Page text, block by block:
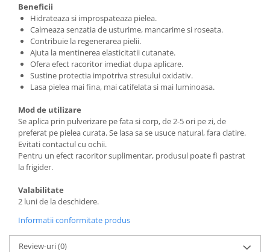
Beneficii
Hidrateaza si improspateaza pielea.
Calmeaza senzatia de usturime, mancarime si roseata.
Contribuie la regenerarea pielii.
Ajuta la mentinerea elasticitatii cutanate.
Ofera efect racoritor imediat dupa aplicare.
Sustine protectia impotriva stresului oxidativ.
Lasa pielea mai fina, mai catifelata si mai luminoasa.
Mod de utilizare
Se aplica prin pulverizare pe fata si corp, de 2-5 ori pe zi, de
preferat pe pielea curata. Se lasa sa se usuce natural, fara clatire.
Evitati contactul cu ochii.
Pentru un efect racoritor suplimentar, produsul poate fi pastrat
la frigider.
Valabilitate
2 luni de la deschidere.
Informatii conformitate produs
Review-uri(0)